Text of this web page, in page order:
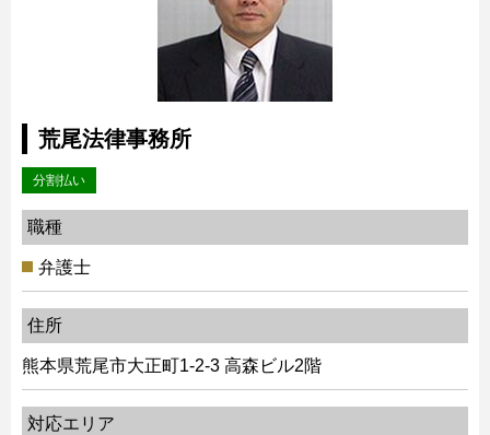
荒尾法律事務所
分割払い
職種
弁護士
住所
熊本県荒尾市大正町1-2-3 高森ビル2階
対応エリア